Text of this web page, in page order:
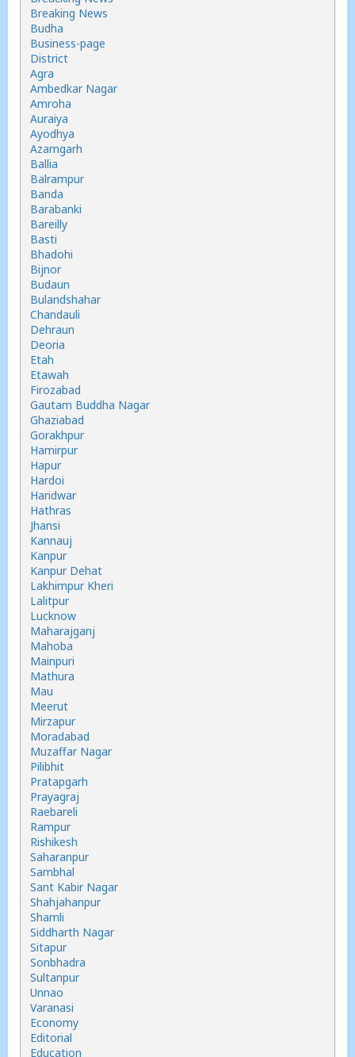
Breaking News
Budha
Business-page
District
Agra
Ambedkar Nagar
Amroha
Auraiya
Ayodhya
Azamgarh
Ballia
Balrampur
Banda
Barabanki
Bareilly
Basti
Bhadohi
Bijnor
Budaun
Bulandshahar
Chandauli
Dehraun
Deoria
Etah
Etawah
Firozabad
Gautam Buddha Nagar
Ghaziabad
Gorakhpur
Hamirpur
Hapur
Hardoi
Haridwar
Hathras
Jhansi
Kannauj
Kanpur
Kanpur Dehat
Lakhimpur Kheri
Lalitpur
Lucknow
Maharajganj
Mahoba
Mainpuri
Mathura
Mau
Meerut
Mirzapur
Moradabad
Muzaffar Nagar
Pilibhit
Pratapgarh
Prayagraj
Raebareli
Rampur
Rishikesh
Saharanpur
Sambhal
Sant Kabir Nagar
Shahjahanpur
Shamli
Siddharth Nagar
Sitapur
Sonbhadra
Sultanpur
Unnao
Varanasi
Economy
Editorial
Education